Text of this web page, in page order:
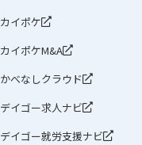
カイポケ
カイポケM&A
かべなしクラウド
デイゴー求人ナビ
デイゴー就労支援ナビ